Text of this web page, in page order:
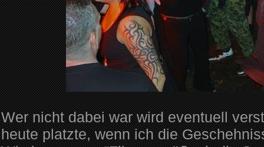
Wer nicht dabei war wird eventuell
heute platzte, wenn ich die